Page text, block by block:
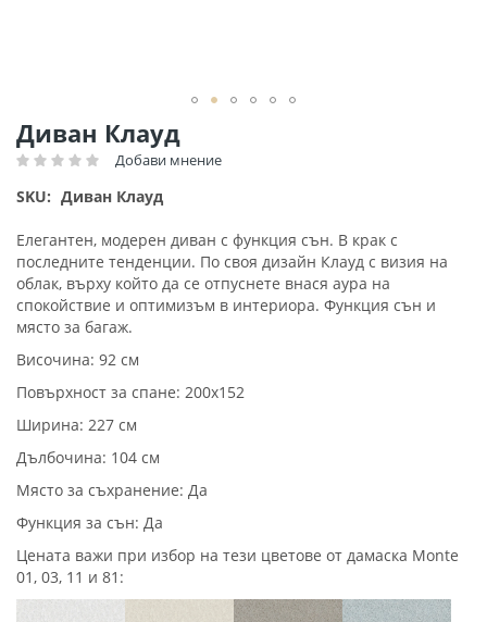
Диван Клауд
Рейтинг: Добави мнение
SKU Диван Клауд
Елегантен, модерен диван с функция сън. В крак с
последните тенденции. По своя дизайн Клауд с визия на
облак, върху който да се отпуснете внася аура на
спокойствие и оптимизъм в интериора. Функция сън и
място за багаж.
Височина: 92 см
Повърхност за спане: 200x152
Ширина: 227 см
Дълбочина: 104 см
Място за съхранение: Да
Функция за сън: Да
Цената важи при избор на тези цветове от дамаска Monte
01, 03, 11 и 81:
Преминете
към
началото
на
галерия
със
снимки